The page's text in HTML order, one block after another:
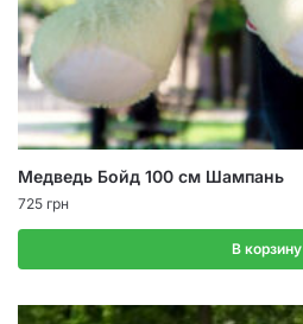
Медведь Бойд 100 см Шампань
725 грн
В корзину